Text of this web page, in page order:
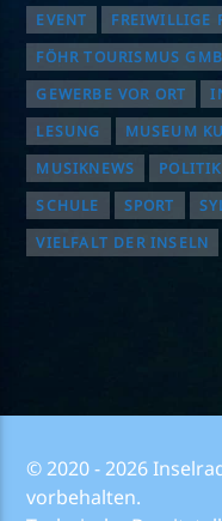
EVENT
FREIWILLIGE
FÖHR TOURISMUS
GEWERBE VOR ORT
LESUNG
MUSEUM
MUSIKNEWS
POLITIK
SCHULE
SPORT
VIELFALT DER INSELN
© 2020 - 2026
vorbehalten.